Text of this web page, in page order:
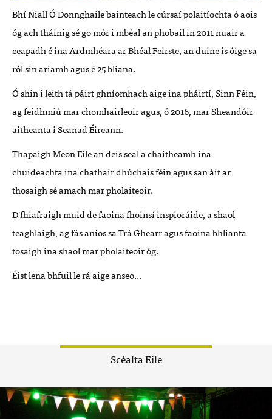
Bhí Niall Ó Donnghaile bainteach le cúrsaí polaitíochta ó aois
óg ach tháinig sé go mór i mbéal an phobail in 2011 nuair a
ceapadh é ina Ardmhéara ar Bhéal Feirste, an duine is óige sa
ról sin ariamh agus é 25 bliana.
Ó shin i leith tá páirt ghníomhach aige ina pháirtí, Sinn Féin,
ag feidhmiú mar chomhairleoir agus, ó 2016, mar Sheandóir
aitheanta i Seanad Éireann.
Thapaigh Meon Eile an deis seal a chaitheamh ina
chuideachta ina chathair dhúchais féin agus san áit ar
thosaigh sé amach mar pholaiteoir.
D'fhiafraigh muid de faoina fhoinsí inspioráide, a shaol
teaghlaigh, ag fás aníos sa Trá Ghearr agus faoina bhlianta
tosaigh ina shaol mar pholaiteoir óg.
Éist lena bhfuil le rá aige anseo...
Scéalta Eile